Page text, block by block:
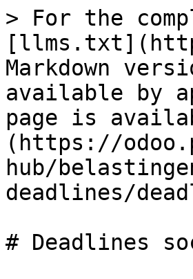
> For the
Markdown
available by
page is
(https://
hub/
deadlines/
# Deadlines